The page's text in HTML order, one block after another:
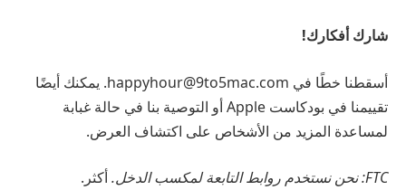
شارك أفكارك!
أسقطنا خطًا في happyhour@9to5mac.com. يمكنك أيضًا
تقييمنا في بودكاست Apple أو التوصية بنا في حالة غبابة
لمساعدة المزيد من الأشخاص على اكتشاف العرض.
FTC: نحن نستخدم روابط التابعة لمكسب الدخل. أكثر.